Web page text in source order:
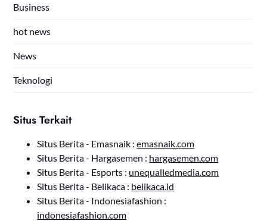
Business
hot news
News
Teknologi
Situs Terkait
Situs Berita - Emasnaik :emasnaik.com
Situs Berita - Hargasemen : hargasemen.com
Situs Berita - Esports : unequalledmedia.com
Situs Berita - Belikaca : belikaca.id
Situs Berita - Indonesiafashion :
indonesiafashion.com